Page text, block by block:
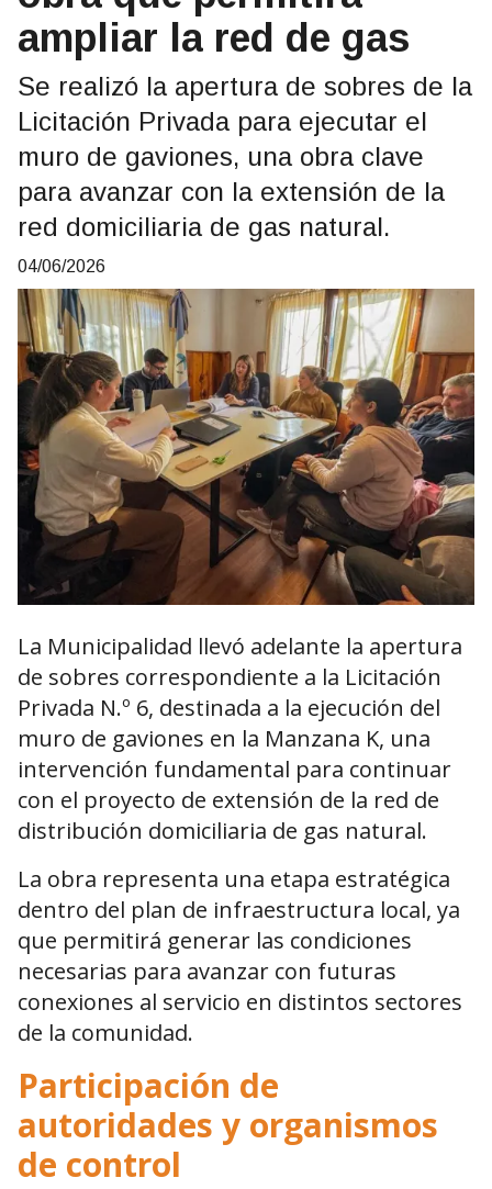
ampliar la red de gas
Se realizó la apertura de sobres de la
Licitación Privada para ejecutar el
muro de gaviones, una obra clave
para avanzar con la extensión de la
red domiciliaria de gas natural.
04/06/2026
La Municipalidad llevó adelante la apertura
de sobres correspondiente a la Licitación
Privada N.º 6, destinada a la ejecución del
muro de gaviones en la Manzana K, una
intervención fundamental para continuar
con el proyecto de extensión de la red de
distribución domiciliaria de gas natural.
La obra representa una etapa estratégica
dentro del plan de infraestructura local, ya
que permitirá generar las condiciones
necesarias para avanzar con futuras
conexiones al servicio en distintos sectores
de la comunidad.
Participación de
autoridades y organismos
de control